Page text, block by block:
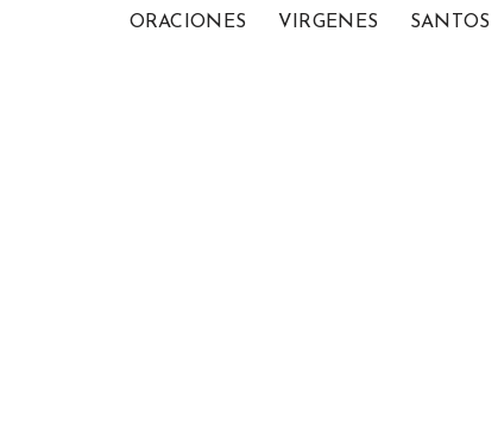
ORACIONES VIRGENES SANTOS